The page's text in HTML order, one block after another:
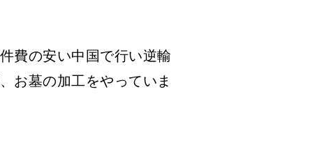
費の安い中国で行い逆輸
お墓の加工をやっていま